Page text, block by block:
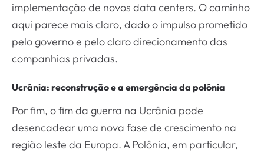
implementação de novos data centers. O caminho
aqui parece mais claro, dado o impulso prometido
pelo governo e pelo claro direcionamento das
companhias privadas.
Ucrânia: reconstrução e a emergência da polônia
Por fim, o fim da guerra na Ucrânia pode
desencadear uma nova fase de crescimento na
região leste da Europa. A Polônia, em particular,